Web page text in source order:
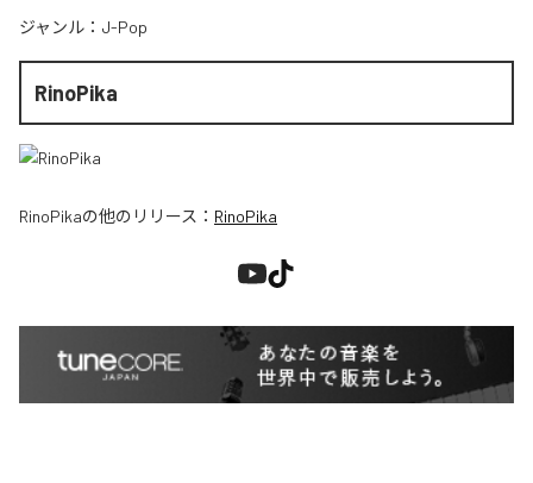
ジャンル： J-Pop
RinoPika
RinoPikaの他のリリース： RinoPika